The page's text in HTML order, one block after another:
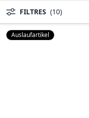
FILTRES (10)
Auslaufartikel